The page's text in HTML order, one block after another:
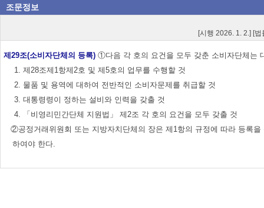
조문정보
[시행 2026. 1. 2.] [
제29조(소비자단체의 등록) ①다음 각 호의 요건을 모두 갖춘 소비자단체는
1. 제28조제1항제2호 및 제5호의 업무를 수행할 것
2. 물품 및 용역에 대하여 전반적인 소비자문제를 취급할 것
3. 대통령령이 정하는 설비와 인력을 갖출 것
4. 「비영리민간단체 지원법」 제2조 각 호의 요건을 모두 갖출 것
②공정거래위원회 또는 지방자치단체의 장은 제1항의 규정에 따라 등록
하여야 한다.